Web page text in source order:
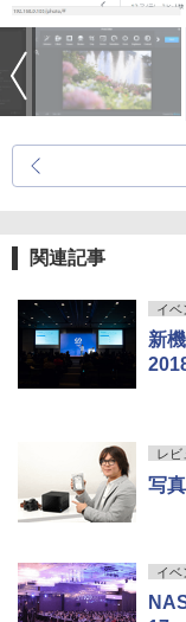
関連記事
イベ
新
レビ
写
イベ